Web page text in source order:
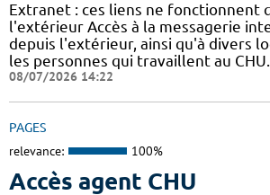
Extranet : ces liens ne fonctionnent
l'extérieur Accès à la messagerie
depuis l'extérieur, ainsi qu'à divers
les personnes qui travaillent au CHU.
08/07/2026 14:22
PAGES
relevance: 100%
Accès agent CHU